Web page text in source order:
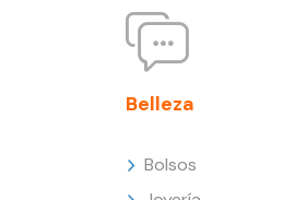
Belleza
Bolsos